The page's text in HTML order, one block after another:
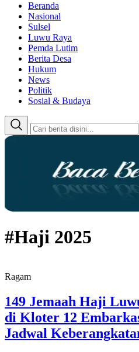
Beranda
Nasional
Sulsel
Luwu Raya
Pemda Lutim
Berita Desa
Hukum
News
Politik
Sosial & Budaya
#Haji 2025
Ragam
149 Jemaah Haji
di Kloter 12
Jadwal